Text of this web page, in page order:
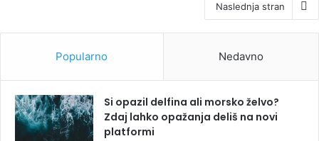
Naslednja stran
Popularno Nedavno
Si opazil delfina ali morsko želvo?
Zdaj lahko opažanja deliš na novi
platformi